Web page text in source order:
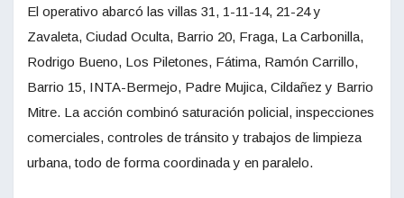
El operativo abarcó las villas 31, 1-11-14, 21-24 y
Zavaleta, Ciudad Oculta, Barrio 20, Fraga, La Carbonilla,
Rodrigo Bueno, Los Piletones, Fátima, Ramón Carrillo,
Barrio 15, INTA-Bermejo, Padre Mujica, Cildañez y Barrio
Mitre. La acción combinó saturación policial, inspecciones
comerciales, controles de tránsito y trabajos de limpieza
urbana, todo de forma coordinada y en paralelo.